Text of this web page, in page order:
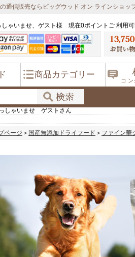
通信販売ならビッグウッド オン ラインショッ
しゃいませ、ゲスト様 現在0ポイントご 利用可
商品カテゴリー
コ
しゃいませ ゲストさん
ページ > 国産無添加ドライフード > ファイン華